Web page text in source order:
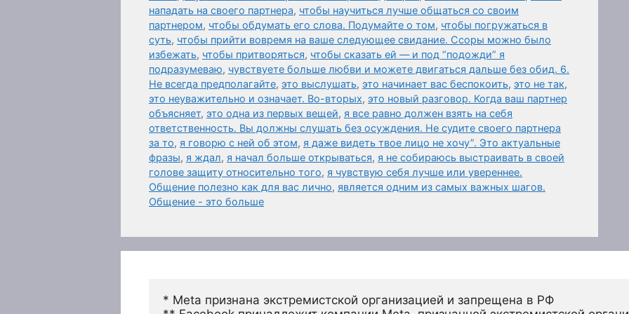
нападать на своего партнера, чтобы научиться лучше общаться со своим
партнером, чтобы обдумать его слова. Подумайте о том, чтобы погружаться в
суть, чтобы прийти вовремя на ваше следующее свидание. Ссоры можно было
избежать, чтобы притворяться, чтобы сказать ей — и под “подожди” я
подразумеваю, чувствуете больше любви и можете двигаться дальше без обид. 6.
Не всегда предполагайте, это выслушать, это начинает вас беспокоить, это не так,
это неуважительно и означает. Во-вторых, это новый разговор. Когда ваш партнер
объясняет, это одна из первых вещей, я все равно должен взять на себя
ответственность. Вы должны слушать без осуждения. Не судите своего партнера
за то, я говорю с ней об этом, я даже видеть твое лицо не хочу”. Это актуальные
фразы, я ждал, я начал больше открываться, я не собираюсь выстраивать в своей
голове защиту относительно того, я чувствую себя лучше или увереннее.
Общение полезно как для вас лично, является одним из самых важных шагов.
Общение - это больше
* Meta признана экстремистской организацией и запрещена в РФ